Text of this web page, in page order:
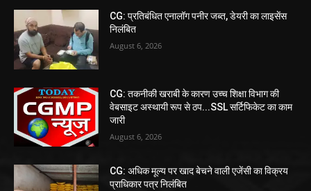
CG: प्रतिबंधित एनालॉग पनीर जब्त, डेयरी का लाइसेंस
निलंबित
August 6, 2026
CG: तकनीकी खराबी के कारण उच्च शिक्षा विभाग की
वेबसाइट अस्थायी रूप से ठप...SSL सर्टिफिकेट का काम
जारी
August 6, 2026
CG: अधिक मूल्य पर खाद बेचने वाली एजेंसी का विक्रय
प्राधिकार पत्र निलंबित